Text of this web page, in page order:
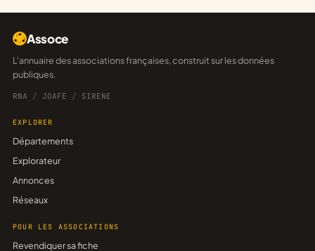
Assoce
L'annuaire des associations françaises, construit sur les données
publiques.
RNA / JOAFE / SIRENE
EXPLORER
Départements
Explorateur
Annonces
Réseaux
POUR LES ASSOCIATIONS
Revendiquer sa fiche